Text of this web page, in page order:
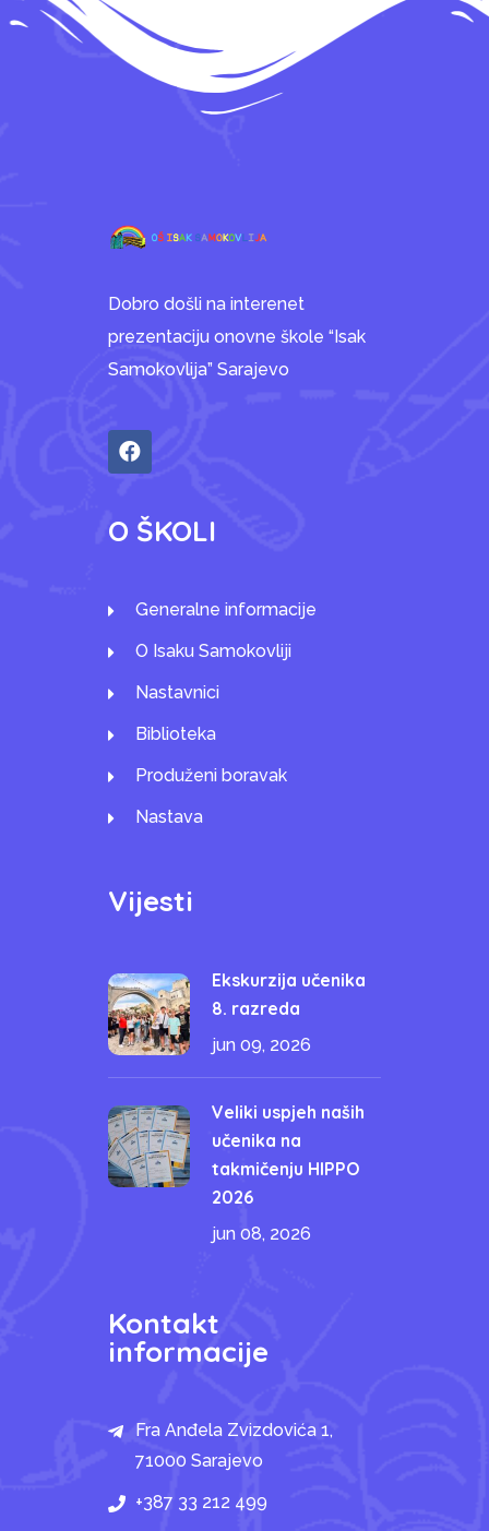
Dobro došli na interenet
prezentaciju onovne škole “Isak
Samokovlija” Sarajevo
O ŠKOLI
Generalne informacije
O Isaku Samokovliji
Nastavnici
Biblioteka
Produženi boravak
Nastava
Vijesti
Ekskurzija učenika
8. razreda
jun 09, 2026
Veliki uspjeh naših
učenika na
takmičenju HIPPO
2026
jun 08, 2026
Kontakt
informacije
Fra Anđela Zvizdovića 1,
71000 Sarajevo
+387 33 212 499